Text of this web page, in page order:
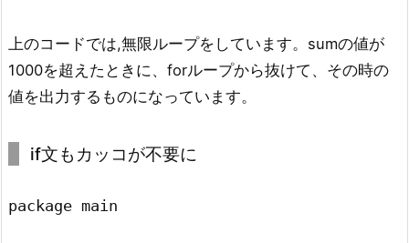
上のコードでは,無限ループをしています。sumの値が
1000を超えたときに、forループから抜けて、その時の
値を出力するものになっています。
if文もカッコが不要に
package main